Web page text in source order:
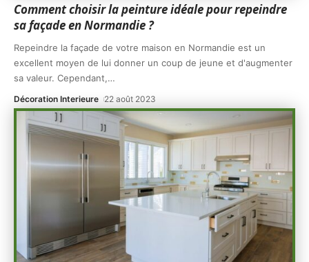
Comment choisir la peinture idéale pour repeindre
sa façade en Normandie ?
Repeindre la façade de votre maison en Normandie est un
excellent moyen de lui donner un coup de jeune et d'augmenter
sa valeur. Cependant,…
Décoration Interieure 22 août 2023